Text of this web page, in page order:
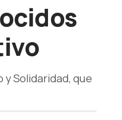
Solidaridad, que